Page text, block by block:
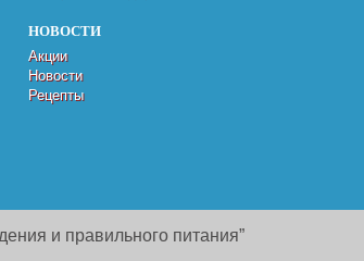
НОВОСТИ
Акции
Новости
Рецепты
и правильного питания”